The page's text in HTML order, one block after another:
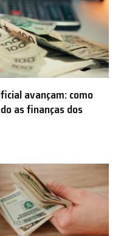
avançam: como
as finanças dos